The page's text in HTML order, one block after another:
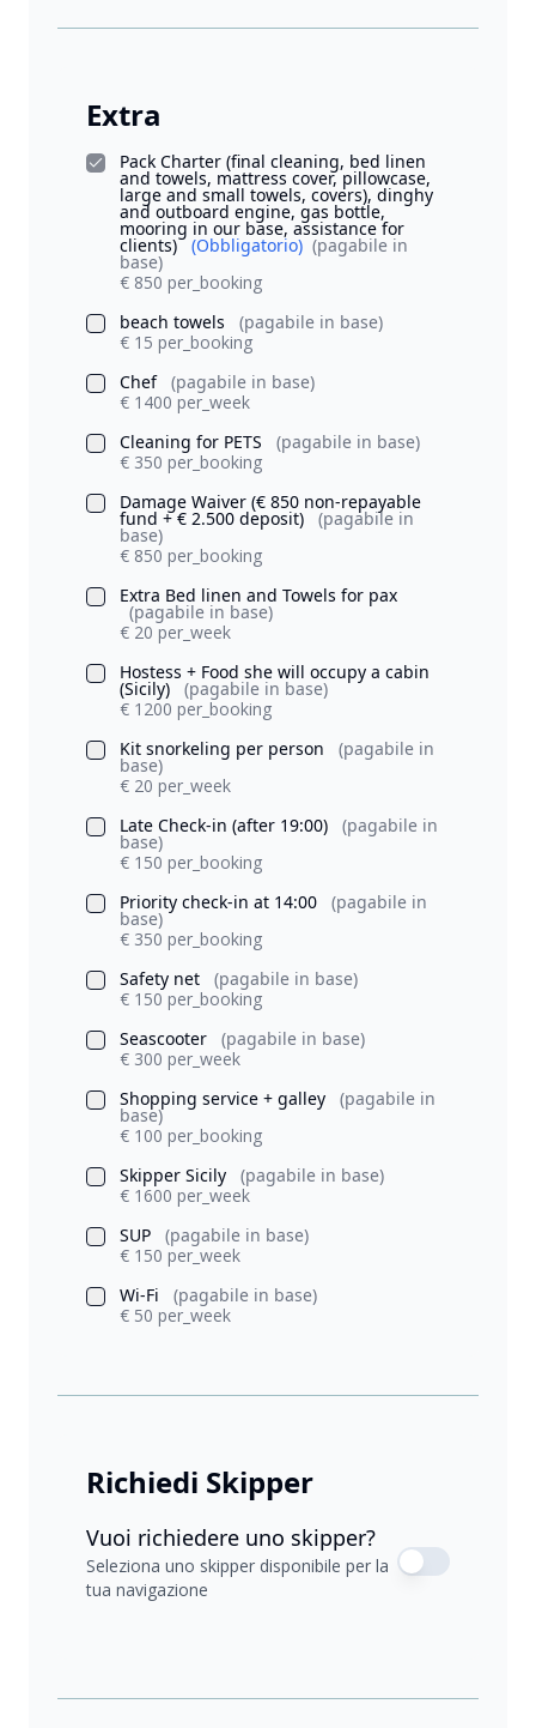
Extra
Pack Charter (final cleaning, bed linen
and towels, mattress cover, pillowcase,
large and small towels, covers), dinghy
and outboard engine, gas bottle,
mooring in our base, assistance for
clients) (Obbligatorio) (pagabile in
base)
€ 850 per_booking
beach towels
(pagabile in base)
€ 15 per_booking
Chef (pagabile in base)
€ 1400 per_week
Cleaning for PETS
(pagabile in base)
€ 350 per_booking
Damage Waiver (€ 850 non-repayable
fund + € 2.500 deposit) (pagabile in
base)
€ 850 per_booking
Extra Bed linen and Towels for pax
(pagabile in base)
€ 20 per_week
Hostess + Food she will occupy a cabin
(Sicily)
(pagabile in base)
€ 1200 per_booking
Kit snorkeling per person
(pagabile in
base)
€ 20 per_week
Late Check-in (after 19:00)
(pagabile in
base)
€ 150 per_booking
Priority check-in at 14:00
(pagabile in
base)
€ 350 per_booking
Safety net
(pagabile in base)
€ 150 per_booking
Seascooter
(pagabile in base)
€ 300 per_week
Shopping service + galley
(pagabile in
base)
€ 100 per_booking
Skipper Sicily
(pagabile in base)
€ 1600 per_week
SUP
(pagabile in base)
€ 150 per_week
Wi-Fi
(pagabile in base)
€ 50 per_week
Richiedi Skipper
Vuoi richiedere uno skipper?
Seleziona uno skipper disponibile per la
tua navigazione